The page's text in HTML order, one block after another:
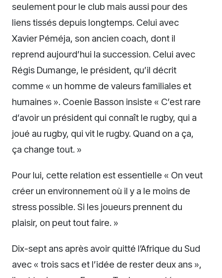
seulement pour le club mais aussi pour des
liens tissés depuis longtemps. Celui avec
Xavier Péméja, son ancien coach, dont il
reprend aujourd’hui la succession. Celui avec
Régis Dumange, le président, qu’il décrit
comme « un homme de valeurs familiales et
humaines ». Coenie Basson insiste « C’est rare
d’avoir un président qui connaît le rugby, qui a
joué au rugby, qui vit le rugby. Quand on a ça,
ça change tout. »
Pour lui, cette relation est essentielle « On veut
créer un environnement où il y a le moins de
stress possible. Si les joueurs prennent du
plaisir, on peut tout faire. »
Dix-sept ans après avoir quitté l’Afrique du Sud
avec « trois sacs et l’idée de rester deux ans »,